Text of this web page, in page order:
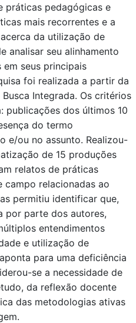
práticas pedagógicas e
mais recorrentes e a
da utilização de
analisar seu alinhamento
seus principais
foi realizada a partir da
Integrada. Os critérios
publicações dos últimos 10
do termo
e/ou no assunto. Realizou-
de 15 produções
relatos de práticas
campo relacionadas ao
permitiu identificar que,
por parte dos autores,
entendimentos
e utilização de
para uma deficiência
se a necessidade de
da reflexão docente
das metodologias ativas